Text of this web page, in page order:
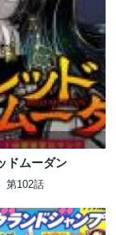
ドムーダン
第102話